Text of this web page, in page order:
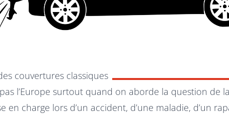
couvertures classiques
pas l’Europe surtout quand on aborde la question de
en charge lors d’un accident, d’une maladie, d’un